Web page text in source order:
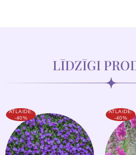
LĪDZĪGI
ATLAIDE:
-40%
ATLAIDE:
-40%